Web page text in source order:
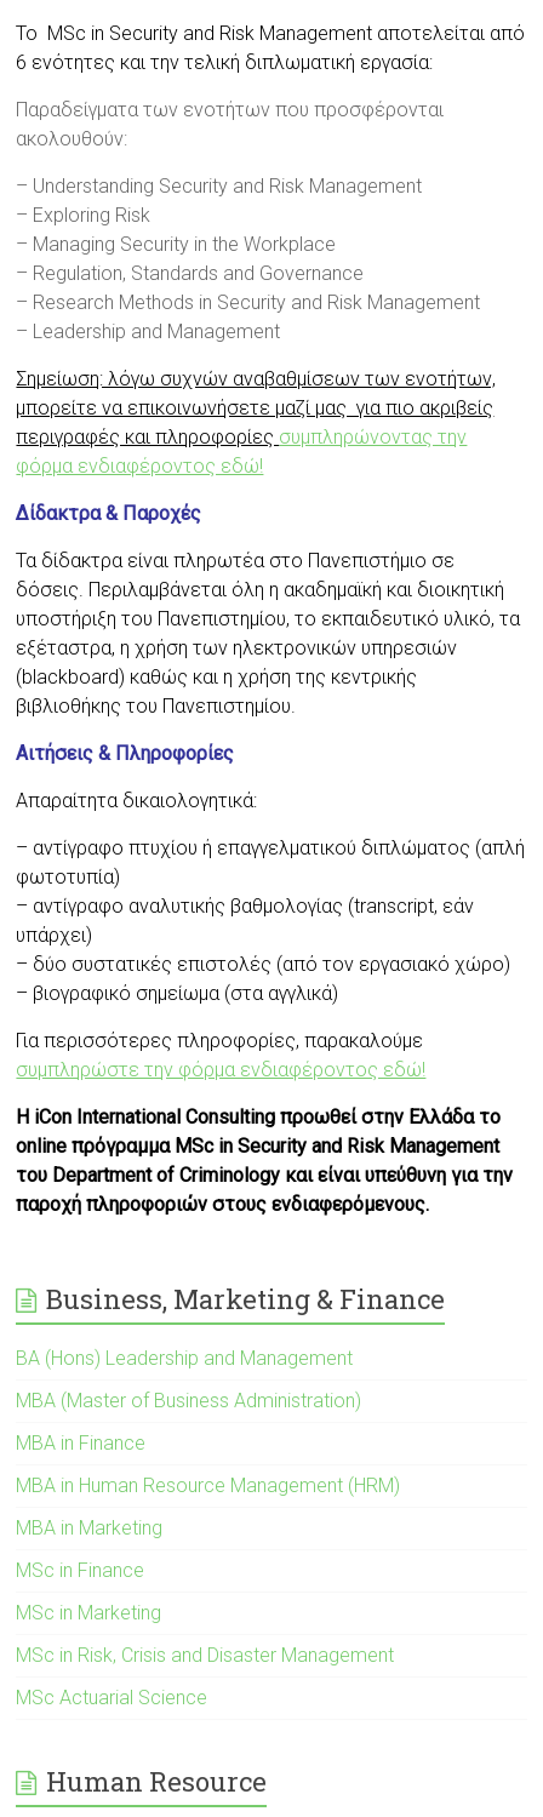
Το MSc in Security and Risk Management αποτελείται από
6 ενότητες και την τελική διπλωματική εργασία:
Παραδείγματα των ενοτήτων που προσφέρονται
ακολουθούν:
– Understanding Security and Risk Management
– Exploring Risk
– Managing Security in the Workplace
– Regulation, Standards and Governance
– Research Methods in Security and Risk Management
– Leadership and Management
Σημείωση: λόγω συχνών αναβαθμίσεων των ενοτήτων,
μπορείτε να επικοινωνήσετε μαζί μας για πιο ακριβείς
περιγραφές και πληροφορίες συμπληρώνοντας την
φόρμα ενδιαφέροντος εδώ!
Δίδακτρα & Παροχές
Τα δίδακτρα είναι πληρωτέα στο Πανεπιστήμιο σε
δόσεις. Περιλαμβάνεται όλη η ακαδημαϊκή και διοικητική
υποστήριξη του Πανεπιστημίου, το εκπαιδευτικό υλικό, τα
εξέταστρα, η χρήση των ηλεκτρονικών υπηρεσιών
(blackboard) καθώς και η χρήση της κεντρικής
βιβλιοθήκης του Πανεπιστημίου.
Αιτήσεις & Πληροφορίες
Απαραίτητα δικαιολογητικά:
– αντίγραφο πτυχίου ή επαγγελματικού διπλώματος (απλή
φωτοτυπία)
– αντίγραφο αναλυτικής βαθμολογίας (transcript, εάν
υπάρχει)
– δύο συστατικές επιστολές (από τον εργασιακό χώρο)
– βιογραφικό σημείωμα (στα αγγλικά)
Για περισσότερες πληροφορίες, παρακαλούμε
συμπληρώστε την φόρμα ενδιαφέροντος εδώ!
Η iCon International Consulting προωθεί στην Ελλάδα το
online πρόγραμμα MSc in Security and Risk Management
του Department of Criminology και είναι υπεύθυνη για την
παροχή πληροφοριών στους ενδιαφερόμενους.
Business, Marketing & Finance
BA (Hons) Leadership and Management
MBA (Master of Business Administration)
MBA in Finance
MBA in Human Resource Management (HRM)
MBA in Marketing
MSc in Finance
MSc in Marketing
MSc in Risk, Crisis and Disaster Management
MSc Actuarial Science
Human Resource